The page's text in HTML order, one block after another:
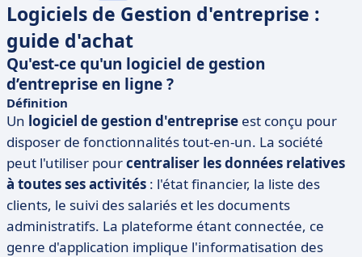
Logiciels de Gestion d'entreprise :
guide d'achat
Qu'est-ce qu'un logiciel de gestion
d’entreprise en ligne ?
Définition
Un logiciel de gestion d'entreprise est conçu pour
disposer de fonctionnalités tout-en-un. La société
peut l'utiliser pourcentraliser les données relatives
à toutes ses activités : l'état financier, la liste des
clients, le suivi des salariés et les documents
administratifs. La plateforme étant connectée, ce
genre d'application implique l'informatisation des